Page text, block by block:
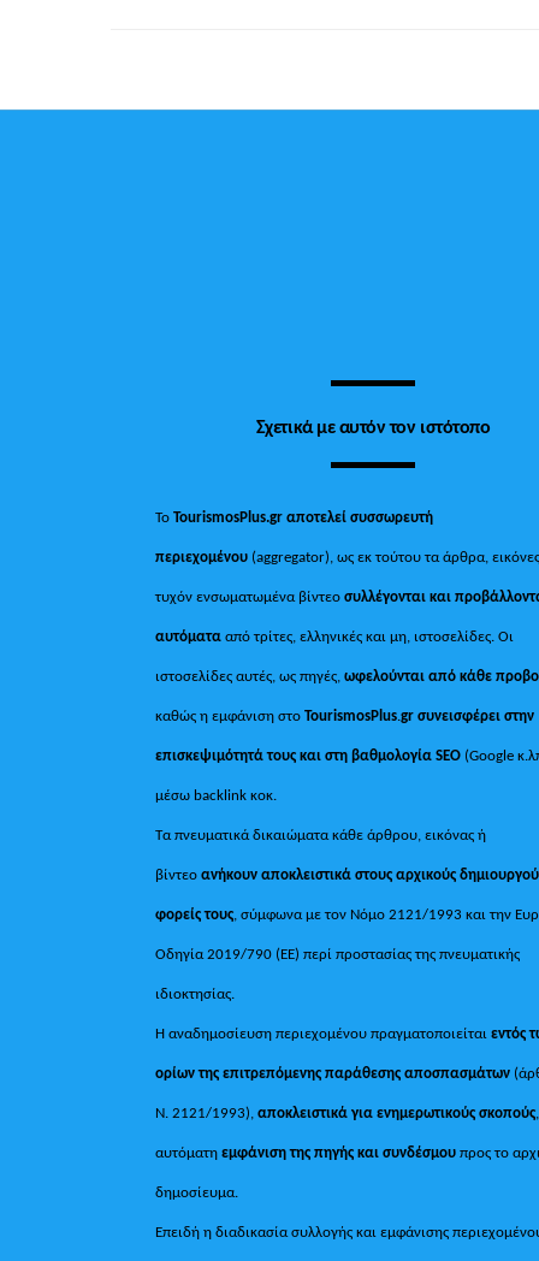
Σχετικά με αυτόν τον ιστότοπο
ΤοTourismosPlus.gr αποτελεί συσσωρευτή
περιεχομένου (aggregator), ως εκ τούτου τα άρθρα,
τυχόν ενσωματωμένα βίντεοσυλλέγονται και
αυτόματααπό τρίτες, ελληνικές και μη, ιστοσελίδες. Οι
ιστοσελίδες αυτές, ως πηγές,ωφελούνται από κάθε
καθώς η εμφάνιση στοTourismosPlus.gr συνεισφέρει στην
επισκεψιμότητά τους και στη βαθμολογία SEO (Google
μέσω backlink κοκ.
Τα πνευματικά δικαιώματα κάθε άρθρου, εικόνας ή
βίντεοανήκουν αποκλειστικά στους αρχικούς
φορείς τους, σύμφωνα με τον Νόμο 2121/1993 και την
Οδηγία 2019/790 (ΕΕ) περί προστασίας της πνευματικής
ιδιοκτησίας.
Η αναδημοσίευση περιεχομένου πραγματοποιείταιεντός
ορίων της επιτρεπόμενης παράθεσης αποσπασμάτων
Ν. 2121/1993), αποκλειστικά για ενημερωτικούς σκοπούς
αυτόματηεμφάνιση της πηγής και συνδέσμου προς το
δημοσίευμα.
Επειδή η διαδικασία συλλογής και εμφάνισης